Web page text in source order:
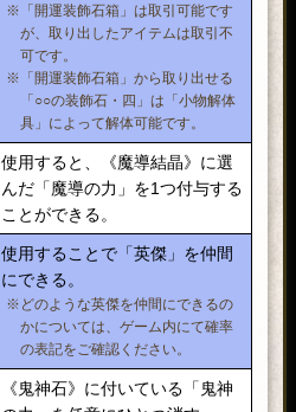
※「開運装飾石箱」は取引可能です
が、取り出したアイテムは取引不
可です。
※「開運装飾石箱」から取り出せる
「○○の装飾石・四」は「小物解体
具」によって解体可能です。
使用すると、《魔導結晶》に選
んだ「魔導の力」を1つ付与する
ことができる。
使用することで「英傑」を仲間
にできる。
※どのような英傑を仲間にできるの
かについては、ゲーム内にて確率
の表記をご確認ください。
《鬼神石》に付いている「鬼神